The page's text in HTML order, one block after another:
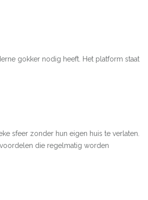
gokker nodig heeft. Het platform staat
sfeer zonder hun eigen huis te verlaten.
die regelmatig worden